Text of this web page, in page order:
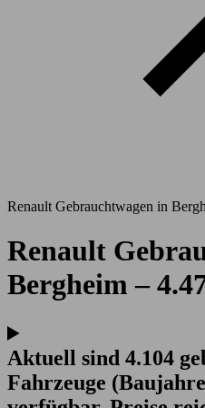
Renault Gebrauchtwagen in
Renault
Bergheim –
Aktuell sind 4.104
Fahrzeuge